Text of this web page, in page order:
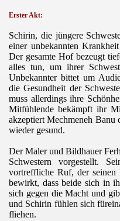
Erster Akt:
Schirin, die jüngere
einer unbekannten
Der gesamte Hof bezeugt
alles tun, um ihrer
Unbekannter bittet um
die Gesundheit der
muss allerdings ihre
Mitfühlende bekämpft ihr
akzeptiert Mechmeneh
wieder gesund.
Der Maler und Bildhauer
Schwestern vorgestellt.
vortreffliche Ruf, der seinen
bewirkt, dass beide sich in
sich gegen die Macht und
und Schirin fühlen sich
fliehen.